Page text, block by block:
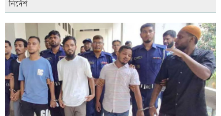
নির্দেশ